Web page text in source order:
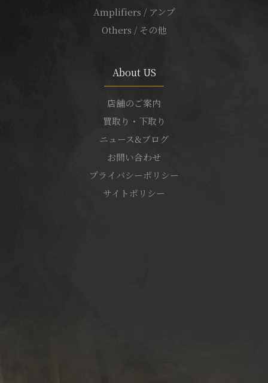
Amplifiers / アンプ
Others / その他
About US
店舗のご案内
買取り・下取り
ニュース&ブログ
お問い合わせ
プライバシーポリシー
サイトポリシー